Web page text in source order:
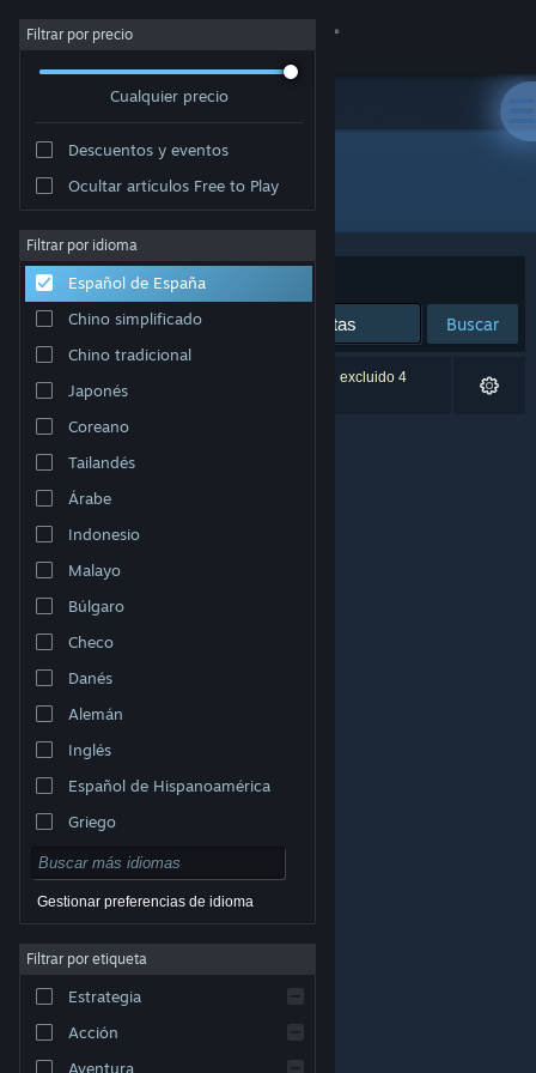
Iniciar sesión
Acerca de
Soporte
Cambiar idioma
Descargar Steam Mobile
Ver versión clásica
© Valve Corporation. Todos los derechos reservados.
respectivos dueños en EE. UU. y otros países.
Acuerdo de Suscriptor a Steam
Cookies
Filtrar por precio
Cualquier precio
Descuentos y eventos
Ocultar artículos Free to Play
Filtrar por idioma
Español de España
Chino simplificado
Chino tradicional
Japonés
Coreano
Tailandés
Árabe
Indonesio
Malayo
Búlgaro
Checo
Danés
Alemán
Inglés
Español de Hispanoamérica
Griego
Gestionar preferencias de idioma
Filtrar por etiqueta
Estrategia
Acción
Aventura
Desarrollador: Nauris Amatnieks
Ordenar por Relevancia
Buscar
0 resultados coinciden con la búsqueda. Se han excluido 4
títulos basándose en tus preferencias.